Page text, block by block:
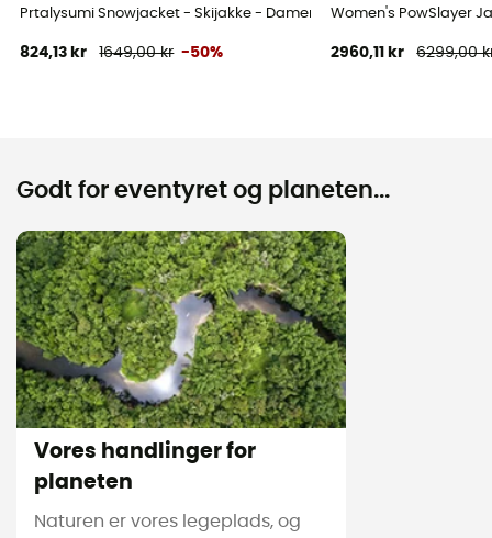
Prtalysumi Snowjacket - Skijakke - Damer
824,13 kr 1649,00 kr -50%
Women's PowSlayer
2960,11 kr 6299,00
Godt for eventyret og planeten...
Vores handlinger for
planeten
Naturen er vores legeplads, og